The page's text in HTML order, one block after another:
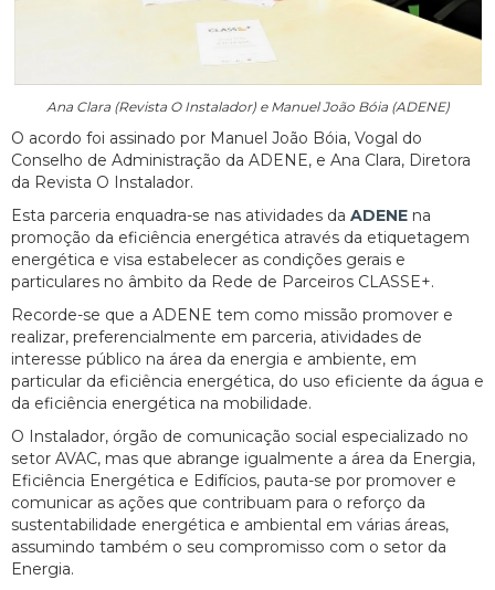
Ana Clara (Revista O Instalador) e Manuel João Bóia (ADENE)
O acordo foi assinado por Manuel João Bóia, Vogal do
Conselho de Administração da ADENE, e Ana Clara, Diretora
da Revista O Instalador.
Esta parceria enquadra-se nas atividades da ADENE na
promoção da eficiência energética através da etiquetagem
energética e visa estabelecer as condições gerais e
particulares no âmbito da Rede de Parceiros CLASSE+.
Recorde-se que a ADENE tem como missão promover e
realizar, preferencialmente em parceria, atividades de
interesse público na área da energia e ambiente, em
particular da eficiência energética, do uso eficiente da água e
da eficiência energética na mobilidade.
O Instalador, órgão de comunicação social especializado no
setor AVAC, mas que abrange igualmente a área da Energia,
Eficiência Energética e Edifícios, pauta-se por promover e
comunicar as ações que contribuam para o reforço da
sustentabilidade energética e ambiental em várias áreas,
assumindo também o seu compromisso com o setor da
Energia.